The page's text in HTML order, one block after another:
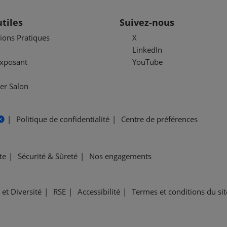
Pratiques
Salon
Suivez-nous
X
LinkedIn
YouTube
Politique de confidentialité Centre de préférences
Sécurité & Sûreté Nos engagements
Diversité RSE Accessibilité
Termes et conditions du